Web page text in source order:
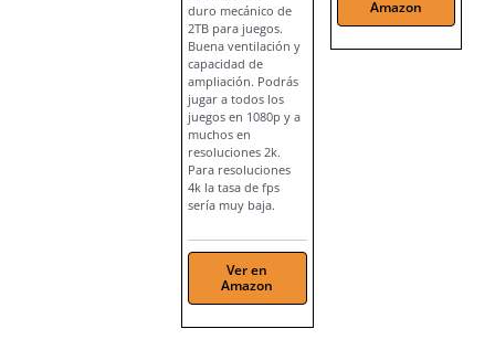
duro mecánico de
2TB para juegos.
Buena ventilación y
capacidad de
ampliación. Podrás
jugar a todos los
juegos en 1080p y a
muchos en
resoluciones 2k.
Para resoluciones
4k la tasa de fps
sería muy baja.
Ver en
Amazon
Amazon